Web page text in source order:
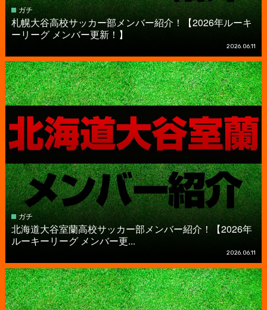
ガチ
札幌大谷高校サッカー部メンバー紹介！【2026年ルーキ
ーリーグ メンバー更新！】
2026.06.11
ガチ
北海道大谷室蘭高校サッカー部メンバー紹介！【2026年
ルーキーリーグ メンバー更...
2026.06.11